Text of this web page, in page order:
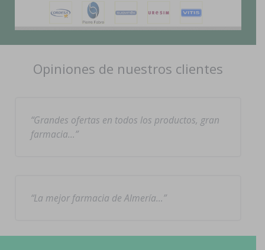
Opiniones de nuestros clientes
Grandes ofertas en todos los productos, gran
farmacia…
La mejor farmacia de Almería…